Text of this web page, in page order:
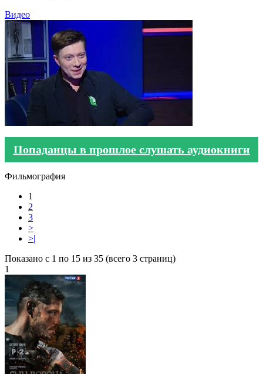
Видео
Попаданцы в прошлое слушать аудиокниги
Фильмография
1
2
3
>
>|
Показано с 1 по 15 из 35 (всего 3 страниц)
1